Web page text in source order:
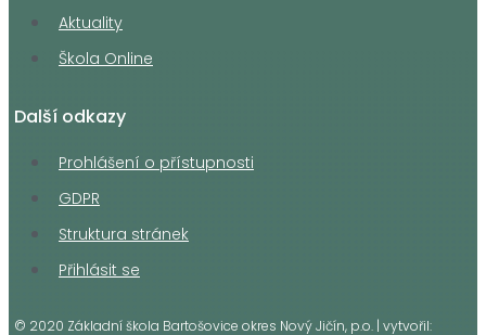
Aktuality
Škola Online
Další odkazy
Prohlášení o přístupnosti
GDPR
Struktura stránek
Přihlásit se
© 2020 Základní škola Bartošovice okres Nový Jičín, p.o. | vytvořil: